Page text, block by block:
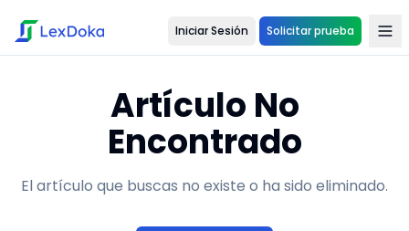
Iniciar Sesión Solicitar prueba
Artículo No
Encontrado
El artículo que buscas no existe o ha sido eliminado.